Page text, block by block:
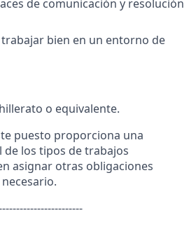
de comunicación y resolución
trabajar bien en un entorno de
o equivalente.
puesto proporciona una
de los tipos de trabajos
asignar otras obligaciones